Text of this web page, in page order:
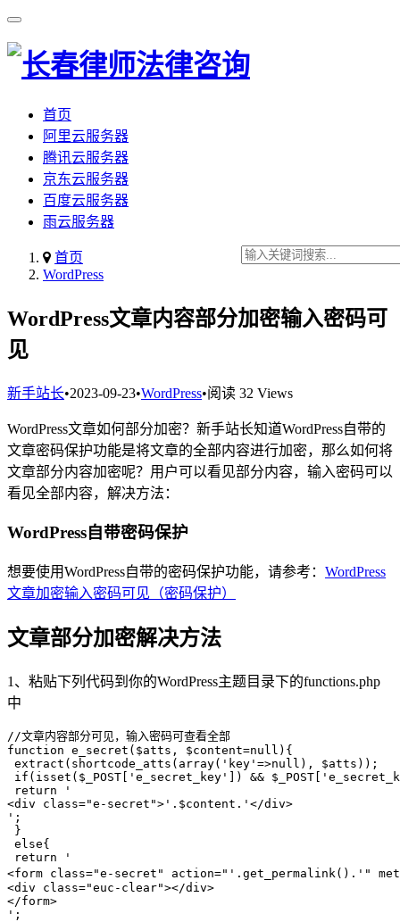
首页
阿里云服务器
腾讯云服务器
京东云服务器
百度云服务器
雨云服务器
首页
WordPress
WordPress文章内容部分加密输入密码可
见
新手站长•2023-09-23•WordPress•阅读 32 Views
WordPress文章如何部分加密？新手站长知道WordPress自带的
文章密码保护功能是将文章的全部内容进行加密，那么如何将
文章部分内容加密呢？用户可以看见部分内容，输入密码可以
看见全部内容，解决方法：
WordPress自带密码保护
想要使用WordPress自带的密码保护功能，请参考： WordPress
文章加密输入密码可见（密码保护）
文章部分加密解决方法
1、粘贴下列代码到你的WordPress主题目录下的functions.php
中
//文章内容部分可见，输入密码可查看全部
function e_secret($atts, $content=null){
extract(shortcode_atts(array('key'=>null), $atts));
if(isset($_POST['e_secret_key']) &&
return '
<div class="e-secret">'.$content.'</div>
';
}
else{
return '
<form class="e-secret" action="'.get_permalink().'"
<div class="euc-clear"></div>
</form>
';